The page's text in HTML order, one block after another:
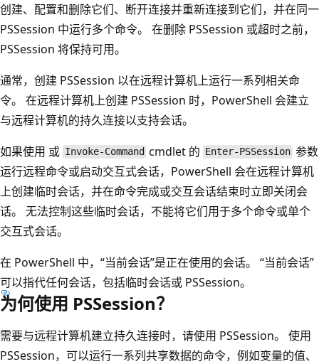
创建、配置和删除它们、断开连接并重新连接到它们，并在同一
PSSession 中运行多个命令。 在删除 PSSession 或超时之前，
PSSession 将保持可用。
通常，创建 PSSession 以在远程计算机上运行一系列相关命
令。 在远程计算机上创建 PSSession 时，PowerShell 会建立
与远程计算机的持久连接以支持会话。
如果使用 或 Invoke-Command cmdlet 的 Enter-PSSession 参数
运行远程命令或启动交互式会话，PowerShell 会在远程计算机
上创建临时会话，并在命令完成或交互会话结束时立即关闭会
话。 无法控制这些临时会话，不能将它们用于多个命令或单个
交互式会话。
在 PowerShell 中，“当前会话”是正在使用的会话。 “当前会话”
可以指代任何会话，包括临时会话或 PSSession。
为何使用 PSSession？
需要与远程计算机建立持久连接时，请使用 PSSession。 使用
PSSession，可以运行一系列共享数据的命令，例如变量的值、